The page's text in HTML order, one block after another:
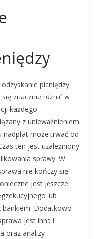
pieniędzy
znacznie różnić w
każdego
z unieważnieniem
może trwać od
ten jest uzależniony
sprawy. W
nie kończy się
jest jeszcze
lub
Dodatkowo
jest inna i
oraz analizy